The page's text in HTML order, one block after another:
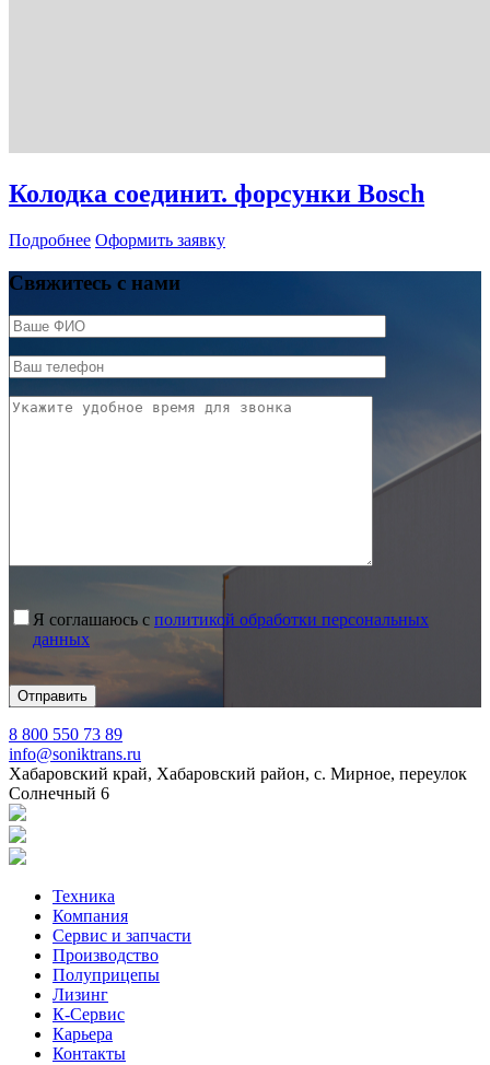
Колодка соединит. форсунки Bosch
Подробнее Оформить заявку
Свяжитесь с нами
Я соглашаюсь с политикой обработки персональных
данных
8 800 550 73 89
info@soniktrans.ru
Хабаровский край, Хабаровский район, с. Мирное, переулок
Солнечный 6
Техника
Компания
Сервис и запчасти
Производство
Полуприцепы
Лизинг
К-Сервис
Карьера
Контакты